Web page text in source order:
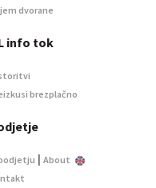
dvorane
info tok
brezplačno
| About